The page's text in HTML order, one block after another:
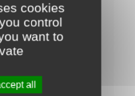
/
: “VERS UNE
LES SUIVIS
ZONES HUMIDES
cookies
control
want to
all